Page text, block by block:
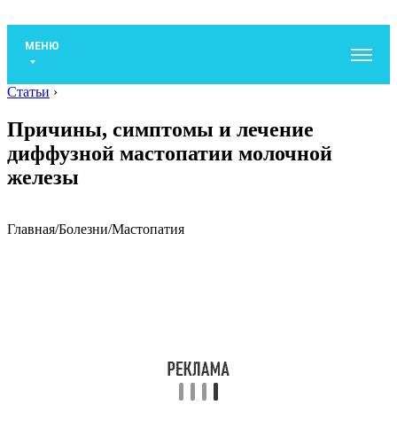
МЕНЮ
Статьи ›
Причины, симптомы и лечение
диффузной мастопатии молочной
железы
Главная/Болезни/Мастопатия